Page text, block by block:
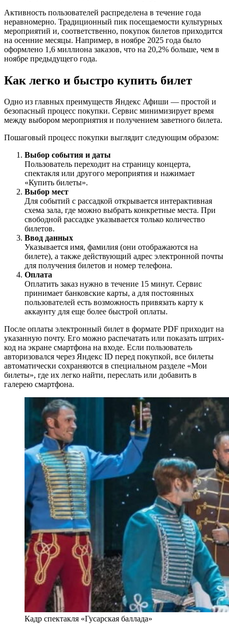
Активность пользователей распределена в течение года
неравномерно. Традиционный пик посещаемости культурных
мероприятий и, соответственно, покупок билетов приходится
на осенние месяцы. Например, в ноябре 2025 года было
оформлено 1,6 миллиона заказов, что на 20,2% больше, чем в
ноябре предыдущего года.
Как легко и быстро купить билет
Одно из главных преимуществ Яндекс Афиши — простой и
безопасный процесс покупки. Сервис минимизирует время
между выбором мероприятия и получением заветного билета.
Пошаговый процесс покупки выглядит следующим образом:
Выбор события и даты
Пользователь переходит на страницу концерта,
спектакля или другого мероприятия и нажимает
«Купить билеты».
Выбор мест
Для событий с рассадкой открывается интерактивная
схема зала, где можно выбрать конкретные места. При
свободной рассадке указывается только количество
билетов.
Ввод данных
Указывается имя, фамилия (они отображаются на
билете), а также действующий адрес электронной почты
для получения билетов и номер телефона.
Оплата
Оплатить заказ нужно в течение 15 минут. Сервис
принимает банковские карты, а для постоянных
пользователей есть возможность привязать карту к
аккаунту для еще более быстрой оплаты.
После оплаты электронный билет в формате PDF приходит на
указанную почту. Его можно распечатать или показать штрих-
код на экране смартфона на входе. Если пользователь
авторизовался через Яндекс ID перед покупкой, все билеты
автоматически сохраняются в специальном разделе «Мои
билеты», где их легко найти, переслать или добавить в
галерею смартфона.
Кадр спектакля «Гусарская баллада»